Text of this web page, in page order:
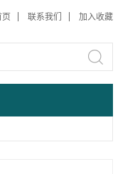
页 联系我们 加入收藏